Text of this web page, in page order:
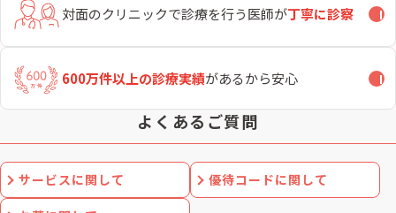
対面のクリニックで診療を行う医師が丁寧に診察
600万件以上の診療実績があるから安心
よくあるご質問
サービスに関して 優待コードに関して